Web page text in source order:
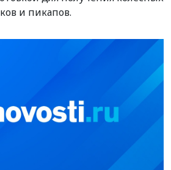
и пикапов.